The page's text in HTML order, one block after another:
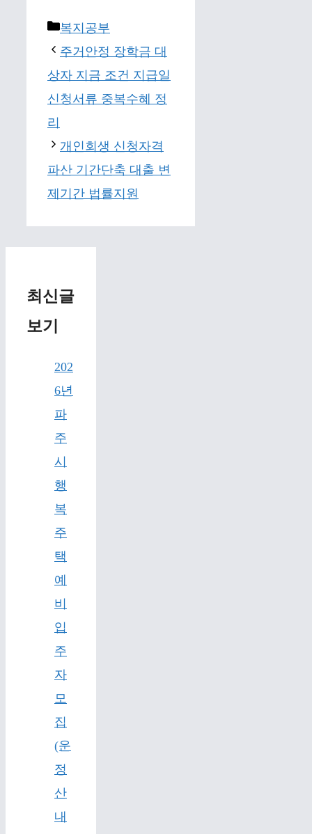
Categories
복지공부
주거안정 장학금 대
상자 지금 조건 지급일
신청서류 중복수혜 정
리
개인회생 신청자격
파산 기간단축 대출 변
제기간 법률지원
최신글
보기
202
6년
파
주
시
행
복
주
택
예
비
입
주
자
모
집
(운
정
산
내